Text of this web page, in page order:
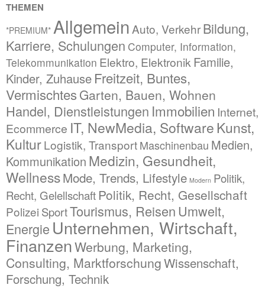
THEMEN
*PREMIUM* Allgemein Auto, VerkehrBildung,
Karriere, Schulungen Computer, Information,
Telekommunikation Elektro, Elektronik Familie,
Kinder, Zuhause Freitzeit, Buntes,
Vermischtes Garten, Bauen, Wohnen
Handel, Dienstleistungen Immobilien Internet,
Ecommerce IT, NewMedia, SoftwareKunst,
KulturLogistik, TransportMaschinenbau Medien,
Kommunikation Medizin, Gesundheit,
WellnessMode, Trends, Lifestyle Modern Politik,
Recht, Gelellschaft Politik, Recht, Gesellschaft
Polizei SportTourismus, Reisen Umwelt,
Energie Unternehmen, Wirtschaft,
FinanzenWerbung, Marketing,
Consulting, MarktforschungWissenschaft,
Forschung, Technik